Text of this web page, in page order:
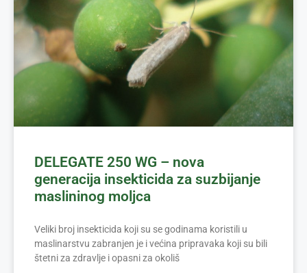
DELEGATE 250 WG – nova
generacija insekticida za suzbijanje
maslininog moljca
Veliki broj insekticida koji su se godinama koristili u
maslinarstvu zabranjen je i većina pripravaka koji su bili
štetni za zdravlje i opasni za okoliš